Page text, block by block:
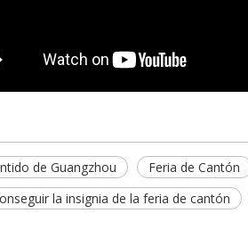
de Guangzhou Feria de Cantón
la insignia de la feria de cantón